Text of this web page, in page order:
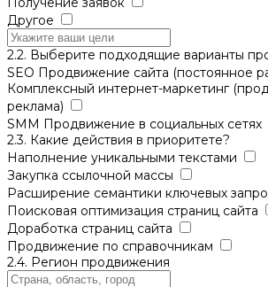
Другое
2.2. Выберите подходящие варианты
SEO Продвижение сайта (постоянное
Комплексный интернет-маркетинг
реклама)
SMM Продвижение в социальных сетях
2.3. Какие действия в приоритете?
Наполнение уникальными текстами
Закупка ссылочной массы
Расширение семантики ключевых
Поисковая оптимизация страниц сайта
Доработка страниц сайта
Продвижение по справочникам
2.4. Регион продвижения